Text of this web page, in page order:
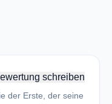
schreiben
der Erste, der seine